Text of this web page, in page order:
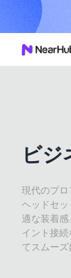
ビジ
現代のプ
ヘッドセ
適な装着
イント接
てスムーズ